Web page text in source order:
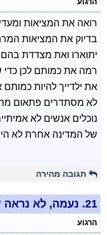
רואה את המציאות
בדיוק את המציאות
יתוארו ואת מצדדת בהם
רמה את כמותם לכן כדי
את ילדייך להיות כמותם
לא מסתדרים פתאום
נוכלים אנשים לא
של המדינה אחרת לא
תגובה מהירה
21. נעמה, לא נראה
הרגוע